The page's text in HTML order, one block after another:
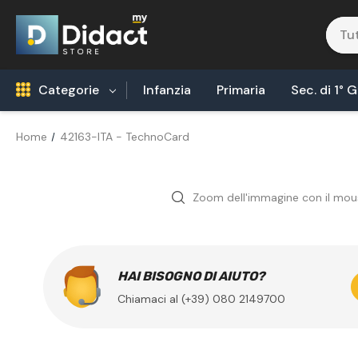
Categorie
Areonautica & Aereospazio
Agricoltura
Infanzia Primaria Sec. di 1°
Home 42163-ITA - TechnoCard
Zoom dell'immagine con il
HAI BISOGNO DI AIUTO?
Chiamaci al (+39) 080 2149700